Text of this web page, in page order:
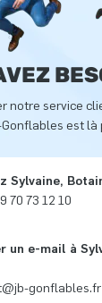
notre service
est là
Sylvaine,
70 73 12 10
un e-mail à
gonflables.fr